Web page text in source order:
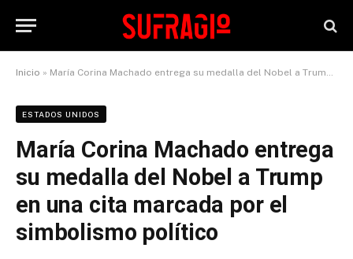
Inicio » María Corina Machado entrega su medalla del Nobel a Trump en una cita marcada por el simbolismo político
ESTADOS UNIDOS
María Corina Machado entrega
su medalla del Nobel a Trump
en una cita marcada por el
simbolismo político